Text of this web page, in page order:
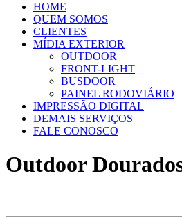
HOME
QUEM SOMOS
CLIENTES
MÍDIA EXTERIOR
OUTDOOR
FRONT-LIGHT
BUSDOOR
PAINEL RODOVIÁRIO
IMPRESSÃO DIGITAL
DEMAIS SERVIÇOS
FALE CONOSCO
Outdoor